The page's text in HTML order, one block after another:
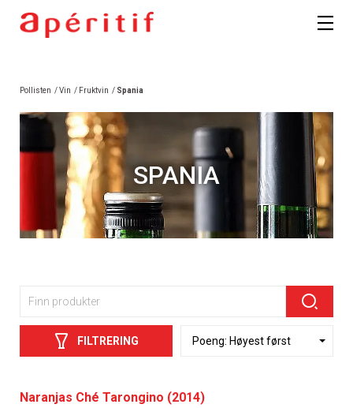
Pollisten /Vin / Fruktvin / Spania
SPANIA
FILTRERING
Naranjas Ché Tarongino (2014)